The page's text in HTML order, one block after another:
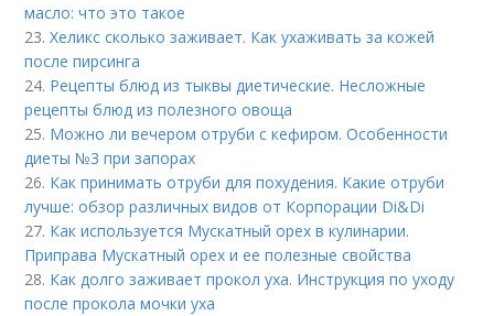
масло: что это такое
23.Хеликс сколько заживает. Как ухаживать за кожей
после пирсинга
24. Рецепты блюд из тыквы диетические. Несложные
рецепты блюд из полезного овоща
25. Можно ли вечером отруби с кефиром. Особенности
диеты №3 при запорах
26. Как принимать отруби для похудения. Какие отруби
лучше: обзор различных видов от Корпорации Di&Di
27. Как используется Мускатный орех в кулинарии.
Приправа Мускатный орех и ее полезные свойства
28. Как долго заживает прокол уха. Инструкция по уходу
после прокола мочки уха